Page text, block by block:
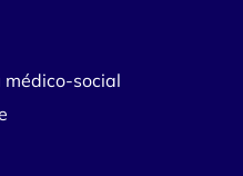
médico-social